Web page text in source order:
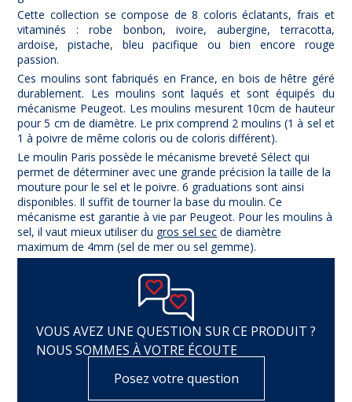
Cette collection se compose de 8 coloris éclatants, frais et
vitaminés : robe bonbon, ivoire, aubergine, terracotta,
ardoise, pistache, bleu pacifique ou bien encore rouge
passion.
Ces moulins sont fabriqués en France, en bois de hêtre géré
durablement. Les moulins sont laqués et sont équipés du
mécanisme Peugeot. Les moulins mesurent 10cm de hauteur
pour 5 cm de diamètre. Le prix comprend 2 moulins (1 à sel et
1 à poivre de même coloris ou de coloris différent).
Le moulin Paris possède le mécanisme breveté Sélect qui
permet de déterminer avec une grande précision la taille de la
mouture pour le sel et le poivre. 6 graduations sont ainsi
disponibles. Il suffit de tourner la base du moulin. Ce
mécanisme est garantie à vie par Peugeot. Pour les moulins à
sel, il vaut mieux utiliser du gros sel sec de diamètre
maximum de 4mm (sel de mer ou sel gemme).
VOUS AVEZ UNE QUESTION SUR CE PRODUIT ?
NOUS SOMMES À VOTRE ÉCOUTE
Posez votre question